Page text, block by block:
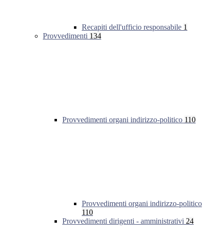
Recapiti dell'ufficio responsabile 1
Provvedimenti 134
Provvedimenti organi indirizzo-politico 110
Provvedimenti organi indirizzo-politico
110
Provvedimenti dirigenti - amministrativi 24